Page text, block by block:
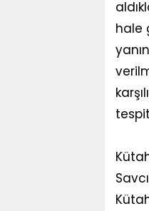
hale